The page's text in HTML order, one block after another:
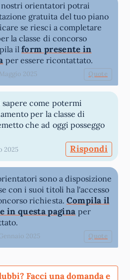
orientatori potrai
gratuita del tuo piano
se riesci a completare
la classe di concorso
ilform presente in
per essere ricontattato.
2025 Quote
come potermi
per la classe di
che ad oggi posseggo
2025 Rispondi
sono a disposizione
con i suoi titoli ha l'accesso
richiesta. Compila il
in questa pagina per
2025 Quote